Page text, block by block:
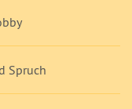
Spruch